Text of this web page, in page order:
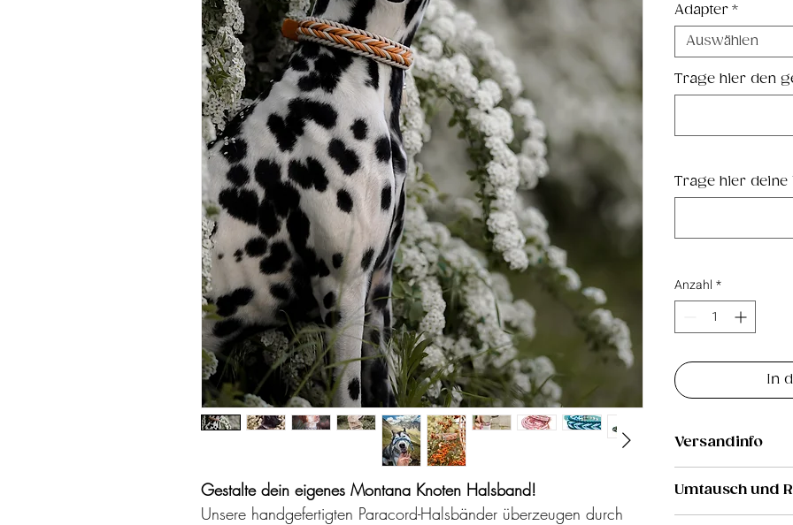
Gestalte dein eigenes Montana Knoten Halsband!
Unsere handgefertigten Paracord-Halsbänder überzeugen durch
Adapter *
Auswählen
Trage hier den
Trage hier deine
Anzahl *
In
Versandinfo
Umtausch und